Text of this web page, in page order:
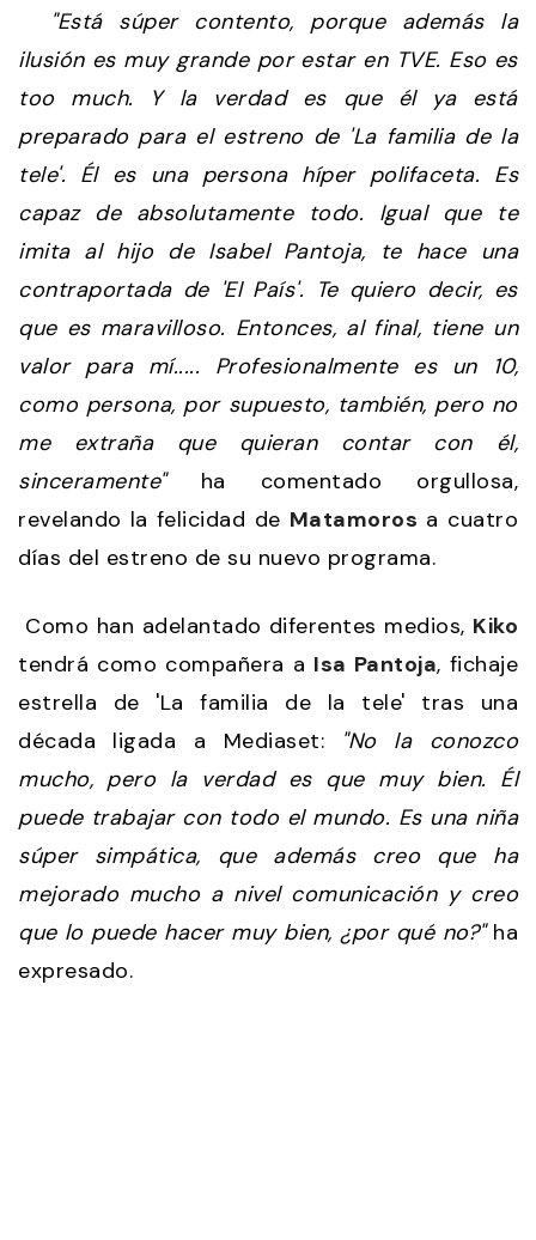
"Está súper contento, porque además la
ilusión es muy grande por estar en TVE. Eso es
too much. Y la verdad es que él ya está
preparado para el estreno de 'La familia de la
tele'. Él es una persona híper polifaceta. Es
capaz de absolutamente todo. Igual que te
imita al hijo de Isabel Pantoja, te hace una
contraportada de 'El País'. Te quiero decir, es
que es maravilloso. Entonces, al final, tiene un
valor para mí..... Profesionalmente es un 10,
como persona, por supuesto, también, pero no
me extraña que quieran contar con él,
sinceramente" ha comentado orgullosa,
revelando la felicidad de Matamoros a cuatro
días del estreno de su nuevo programa.
Como han adelantado diferentes medios, Kiko
tendrá como compañera a Isa Pantoja, fichaje
estrella de 'La familia de la tele' tras una
década ligada a Mediaset:
"No la conozco
mucho, pero la verdad es que muy bien. Él
puede trabajar con todo el mundo. Es una niña
súper simpática, que además creo que ha
mejorado mucho a nivel comunicación y creo
que lo puede hacer muy bien, ¿por qué no?"ha
expresado.